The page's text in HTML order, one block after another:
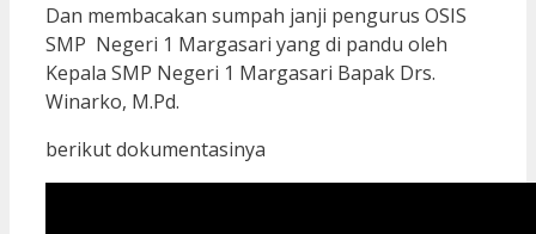
Dan membacakan sumpah janji pengurus OSIS
SMP Negeri 1 Margasari yang di pandu oleh
Kepala SMP Negeri 1 Margasari Bapak Drs.
Winarko, M.Pd.
berikut dokumentasinya